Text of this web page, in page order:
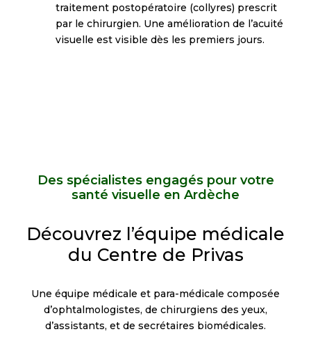
traitement postopératoire (collyres) prescrit
par le chirurgien. Une amélioration de l’acuité
visuelle est visible dès les premiers jours.
Des spécialistes engagés pour votre
santé visuelle en Ardèche
Découvrez l’équipe médicale
du Centre de Privas
Une équipe médicale et para-médicale composée
d’ophtalmologistes, de chirurgiens des yeux,
d’assistants, et de secrétaires biomédicales.